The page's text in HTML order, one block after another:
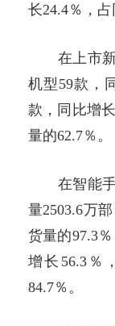
长24.4％，占
在上市新
机型59款，
款，同比增
量的62.7％。
在智能手
量2503.6万
货量的97.3
增长56.3％
84.7％。